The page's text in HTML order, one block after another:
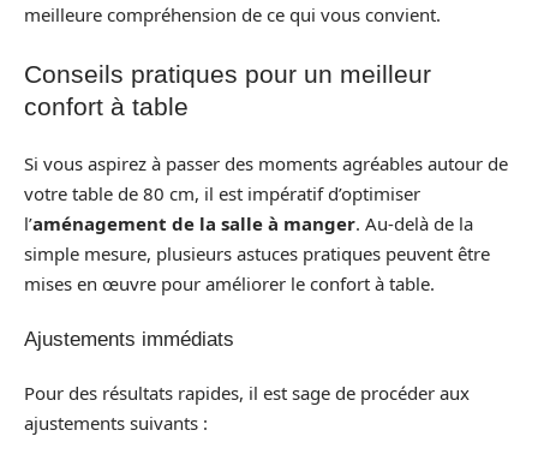
meilleure compréhension de ce qui vous convient.
Conseils pratiques pour un meilleur
confort à table
Si vous aspirez à passer des moments agréables autour de
votre table de 80 cm, il est impératif d’optimiser
l’aménagement de la salle à manger. Au-delà de la
simple mesure, plusieurs astuces pratiques peuvent être
mises en œuvre pour améliorer le confort à table.
Ajustements immédiats
Pour des résultats rapides, il est sage de procéder aux
ajustements suivants :